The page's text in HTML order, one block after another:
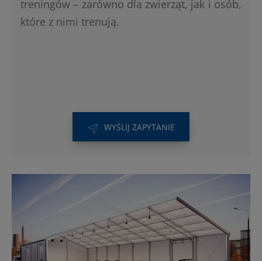
treningów – zarówno dla zwierząt, jak i osób,
które z nimi trenują.
WYŚLIJ ZAPYTANIE